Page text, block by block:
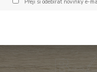
Přeji si odebírat novinky e-